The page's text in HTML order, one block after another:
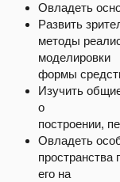
Овладеть
Развить
методы
моделировки
формы
Изучить
о
построении,
Овладеть
его на